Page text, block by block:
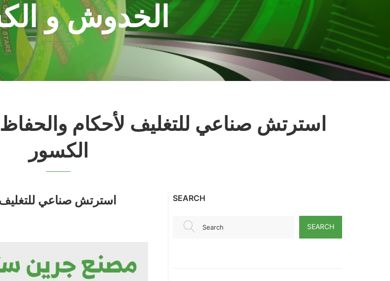
الخدوش و
استرتش صناعي للتغليف لأحكام
الكسور
استرتش صناعي
SEARCH
Search SEARCH